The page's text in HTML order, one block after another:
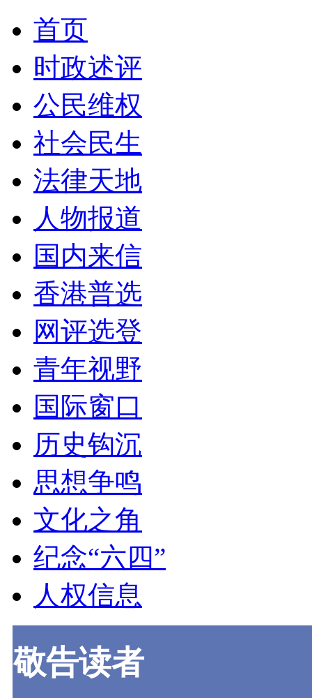
首页
时政述评
公民维权
社会民生
法律天地
人物报道
国内来信
香港普选
网评选登
青年视野
国际窗口
历史钩沉
思想争鸣
文化之角
纪念“六四”
人权信息
敬告读者